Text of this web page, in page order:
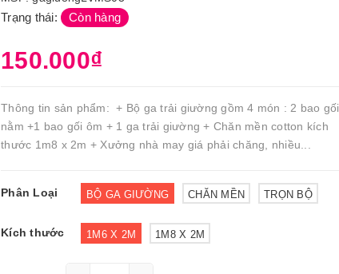
Trạng thái: Còn hàng
150.000₫
Thông tin sản phẩm: + Bộ ga trải giường gồm 4 món : 2 bao gối
nằm +1 bao gối ôm + 1 ga trải giường + Chăn mền cotton kích
thước 1m8 x 2m + Xưởng nhà may giá phải chăng, nhiều...
Phân Loại BỘ GA GIƯỜNG CHĂN MỀN TRỌN BỘ
Kích thước 1M6 X 2M 1M8 X 2M